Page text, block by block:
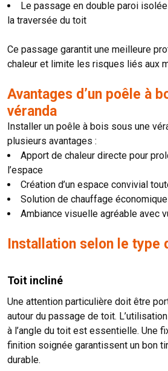
Le passage en double paroi
la traversée du toit
Ce passage garantit une meilleure
chaleur et limite les risques liés aux
Avantages d’un poêle à
véranda
Installer un poêle à bois sous une
plusieurs avantages :
Apport de chaleur directe pour
l’espace
Création d’un espace convivial
Solution de chauffage économique
Ambiance visuelle agréable avec
Installation selon le type
Toit incliné
Une attention particulière doit être
autour du passage de toit.
à l’angle du toit est essentielle. Une
finition soignée garantissent un bon
durable.